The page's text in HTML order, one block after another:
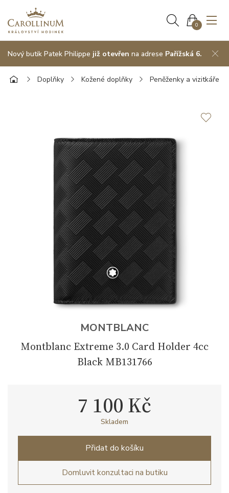
0
Nový butik Patek Philippe již otevřen na adrese Pařížská 6.
Doplňky Kožené doplňky Peněženky a vizitkáře
MONTBLANC
Montblanc Extreme 3.0 Card Holder 4cc
Black MB131766
7 100 Kč
Skladem
Přidat do košíku
Domluvit konzultaci na butiku